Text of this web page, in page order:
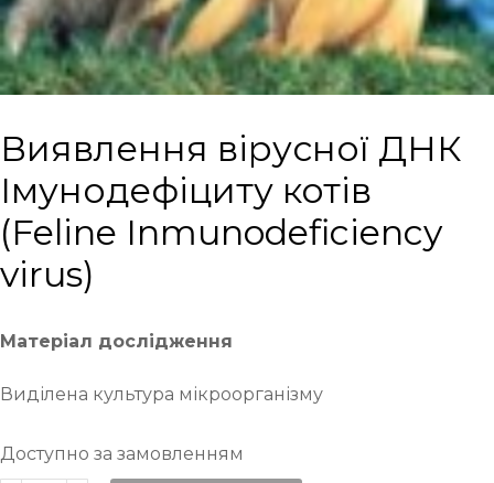
Виявлення вірусної ДНК
Імунодефіциту котів
(Feline Inmunodeficiency
virus)
Матеріал дослідження
Виділена культура мікроорганізму
Доступно за замовленням